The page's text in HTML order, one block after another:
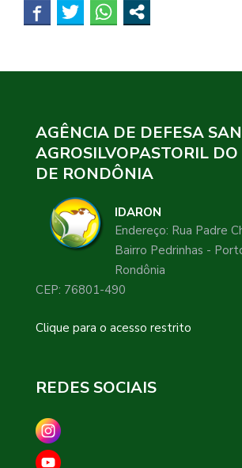
AGÊNCIA DE DEFESA
AGROSILVOPASTORIL
DE RONDÔNIA
IDARON
Endereço: Rua Padre
Bairro Pedrinhas -
Rondônia
CEP: 76801-490
Clique para o acesso restrito
REDES SOCIAIS